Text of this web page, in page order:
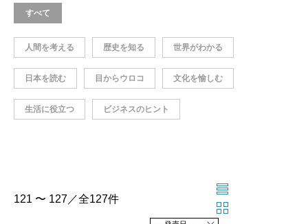
すべて
人間を考える 歴史を知る 世界がわかる
日本を読む 目からウロコ 文化を愉しむ
生活に役立つ ビジネスのヒント
121 〜 127／全127件